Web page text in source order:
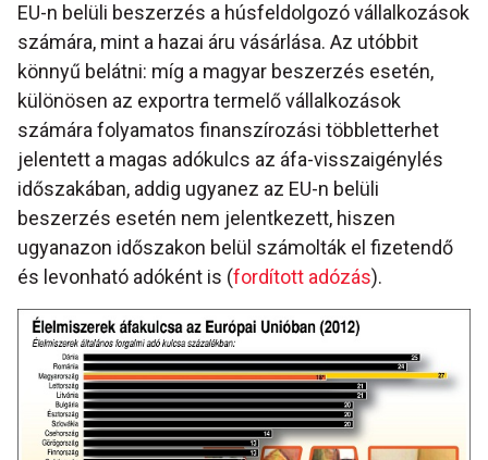
EU-n belüli beszerzés a húsfeldolgozó vállalkozások
számára, mint a hazai áru vásárlása. Az utóbbit
könnyű belátni: míg a magyar beszerzés esetén,
különösen az exportra termelő vállalkozások
számára folyamatos finanszírozási többletterhet
jelentett a magas adókulcs az áfa-visszaigénylés
időszakában, addig ugyanez az EU-n belüli
beszerzés esetén nem jelentkezett, hiszen
ugyanazon időszakon belül számolták el fizetendő
és levonható adóként is (fordított adózás).